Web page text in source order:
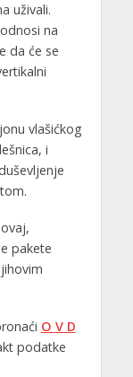
uživali.
na
da će se
vlašićkog
i
pakete
O V D
podatke